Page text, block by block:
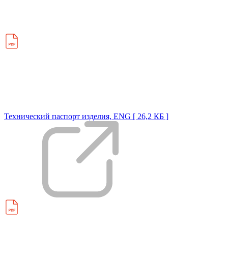
Технический паспорт изделия, ENG [ 26,2 КБ ]